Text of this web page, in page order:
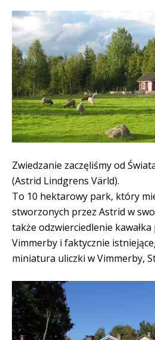
Zwiedzanie zaczęliśmy od
(Astrid Lindgrens Värld).
To 10 hektarowy park, który
stworzonych przez Astrid w
także odzwierciedlenie
Vimmerby i faktycznie
miniatura uliczki w Vimmerby,